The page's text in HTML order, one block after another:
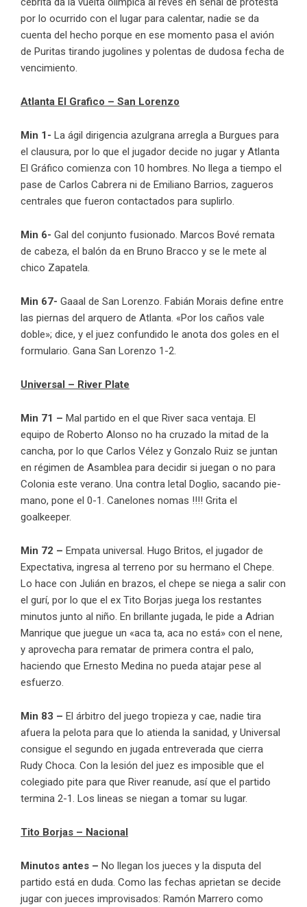
por lo ocurrido con el lugar para calentar, nadie se da
cuenta del hecho porque en ese momento pasa el avión
de Puritas tirando jugolines y polentas de dudosa fecha de
vencimiento.
Atlanta El Grafico – San Lorenzo
Min 1- La ágil dirigencia azulgrana arregla a Burgues para
el clausura, por lo que el jugador decide no jugar y Atlanta
El Gráfico comienza con 10 hombres. No llega a tiempo el
pase de Carlos Cabrera ni de Emiliano Barrios, zagueros
centrales que fueron contactados para suplirlo.
Min 6- Gal del conjunto fusionado. Marcos Bové remata
de cabeza, el balón da en Bruno Bracco y se le mete al
chico Zapatela.
Min 67- Gaaal de San Lorenzo. Fabián Morais define entre
las piernas del arquero de Atlanta. «Por los caños vale
doble»; dice, y el juez confundido le anota dos goles en el
formulario. Gana San Lorenzo 1-2.
Universal – River Plate
Min 71 – Mal partido en el que River saca ventaja. El
equipo de Roberto Alonso no ha cruzado la mitad de la
cancha, por lo que Carlos Vélez y Gonzalo Ruiz se juntan
en régimen de Asamblea para decidir si juegan o no para
Colonia este verano. Una contra letal Doglio, sacando pie-
mano, pone el 0-1. Canelones nomas !!!! Grita el
goalkeeper.
Min 72 – Empata universal. Hugo Britos, el jugador de
Expectativa, ingresa al terreno por su hermano el Chepe.
Lo hace con Julián en brazos, el chepe se niega a salir con
el gurí, por lo que el ex Tito Borjas juega los restantes
minutos junto al niño. En brillante jugada, le pide a Adrian
Manrique que juegue un «aca ta, aca no está» con el nene,
y aprovecha para rematar de primera contra el palo,
haciendo que Ernesto Medina no pueda atajar pese al
esfuerzo.
Min 83 – El árbitro del juego tropieza y cae, nadie tira
afuera la pelota para que lo atienda la sanidad, y Universal
consigue el segundo en jugada entreverada que cierra
Rudy Choca. Con la lesión del juez es imposible que el
colegiado pite para que River reanude, así que el partido
termina 2-1. Los lineas se niegan a tomar su lugar.
Tito Borjas – Nacional
Minutos antes – No llegan los jueces y la disputa del
partido está en duda. Como las fechas aprietan se decide
jugar con jueces improvisados: Ramón Marrero como